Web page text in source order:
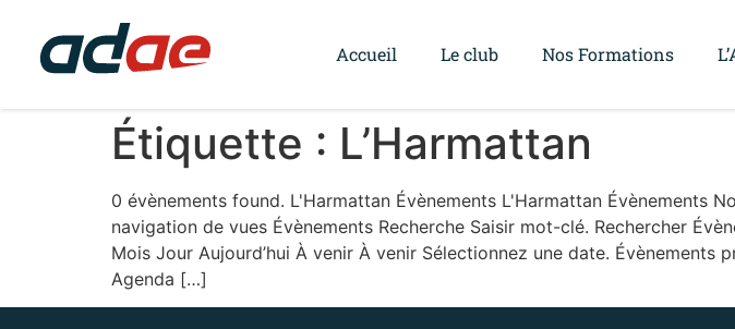
Accueil Le club Nos Formations
Étiquette : L’Harmattan
0 évènements found. L'Harmattan Évènements L'Harmattan Évènements
navigation de vues Évènements Recherche Saisir mot-clé. Rechercher
Mois Jour Aujourd’hui À venir À venir Sélectionnez une date. Évènements
Agenda […]